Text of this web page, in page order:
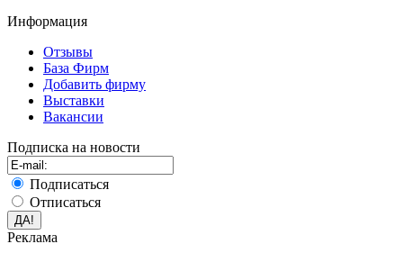
Информация
Отзывы
База Фирм
Добавить фирму
Выставки
Вакансии
Подписка на новости
Подписаться
Отписаться
Реклама